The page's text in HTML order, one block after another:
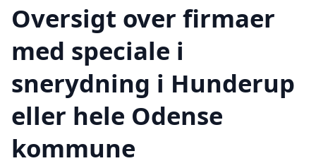
Oversigt over firmaer
med speciale i
snerydning i Hunderup
eller hele Odense
kommune